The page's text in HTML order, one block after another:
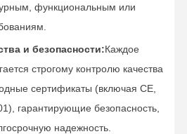
функциональным или
и безопасности:Каждое
строгому контролю качества
сертификаты (включая CE,
гарантирующие безопасность,
надежность.